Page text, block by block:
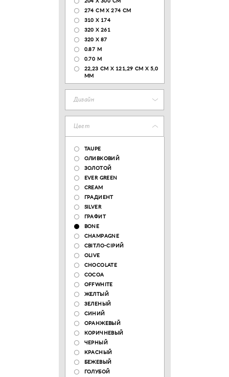
204 Х 300 СМ
274 СМ Х 274 СМ
310 X 174
320 X 261
320 X 87
0.87 M
0.70 M
22,23 CM X 121,29 CM X 5,0
MM
Дизайн
Цвет
TAUPE
ОЛИВКОВИЙ
ЗОЛОТОЙ
EVER GREEN
CREAM
ГРАДИЕНТ
SILVER
ГРАФИТ
BONE
CHAMPAGNE
СВІТЛО-СІРИЙ
OLIVE
CHOCOLATE
COCOA
OFFWHITE
ЖЕЛТЫЙ
ЗЕЛЕНЫЙ
СИНИЙ
ОРАНЖЕВЫЙ
КОРИЧНЕВЫЙ
ЧЕРНЫЙ
КРАСНЫЙ
БЕЖЕВЫЙ
ГОЛУБОЙ